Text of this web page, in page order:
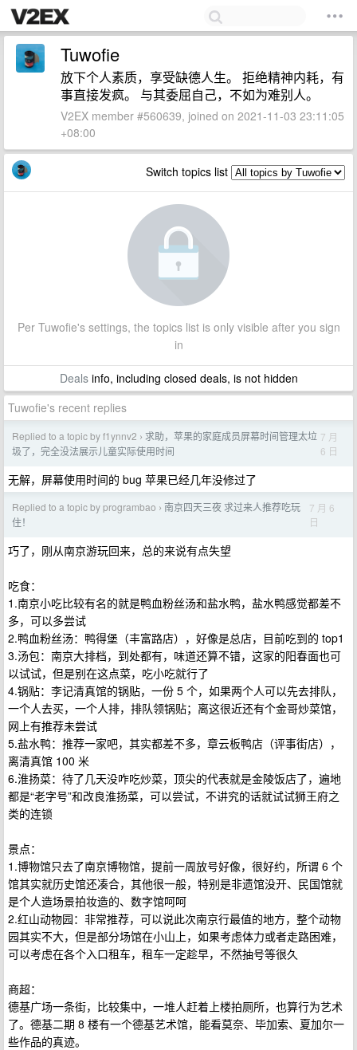
Tuwofie
放下个人素质，享受缺德人生。 拒绝精神内耗，有
事直接发疯。 与其委屈自己，不如为难别人。
V2EX member #560639, joined on 2021-11-03 23:11:05
+08:00
Switch topics list
Per Tuwofie's settings, the topics list is only visible after you sign
in
Dealsinfo, including closed deals, is not hidden
Tuwofie's recent replies
Replied to a topic by f1ynnv2 › 求助，苹果的家庭成员屏幕时间管理太垃
圾了，完全没法展示儿童实际使用时间
7 月
6 日
无解，屏幕使用时间的 bug 苹果已经几年没修过了
Replied to a topic by programbao › 南京四天三夜 求过来人推荐吃玩
住！
7 月 6
日
巧了，刚从南京游玩回来，总的来说有点失望
吃食：
1.南京小吃比较有名的就是鸭血粉丝汤和盐水鸭，盐水鸭感觉都差不
多，可以多尝试
2.鸭血粉丝汤：鸭得堡（丰富路店），好像是总店，目前吃到的 top1
3.汤包：南京大排档，到处都有，味道还算不错，这家的阳春面也可
以试试，但是别在这点菜，吃小吃就行了
4.锅贴：李记清真馆的锅贴，一份 5 个，如果两个人可以先去排队，
一个人去买，一个人排，排队领锅贴；离这很近还有个金哥炒菜馆，
网上有推荐未尝试
5.盐水鸭：推荐一家吧，其实都差不多，章云板鸭店（评事街店），
离清真馆 100 米
6.淮扬菜：待了几天没咋吃炒菜，顶尖的代表就是金陵饭店了，遍地
都是“老字号”和改良淮扬菜，可以尝试，不讲究的话就试试狮王府之
类的连锁
景点：
1.博物馆只去了南京博物馆，提前一周放号好像，很好约，所谓 6 个
馆其实就历史馆还凑合，其他很一般，特别是非遗馆没开、民国馆就
是个人造场景拍妆造的、数字馆呵呵
2.红山动物园：非常推荐，可以说此次南京行最值的地方，整个动物
园其实不大，但是部分场馆在小山上，如果考虑体力或者走路困难，
可以考虑在各个入口租车，租车一定趁早，不然抽号等很久
商超：
德基广场一条街，比较集中，一堆人赶着上楼拍厕所，也算行为艺术
了。德基二期 8 楼有一个德基艺术馆，能看莫奈、毕加索、夏加尔一
些作品的真迹。